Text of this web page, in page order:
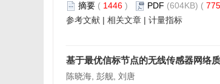
摘要 ( 1446 ) PDF (604KB) ( 775
参考文献 | 相关文章 | 计量指标
基于最优信标节点的无线传感器网络
陈晓海, 彭舰, 刘唐